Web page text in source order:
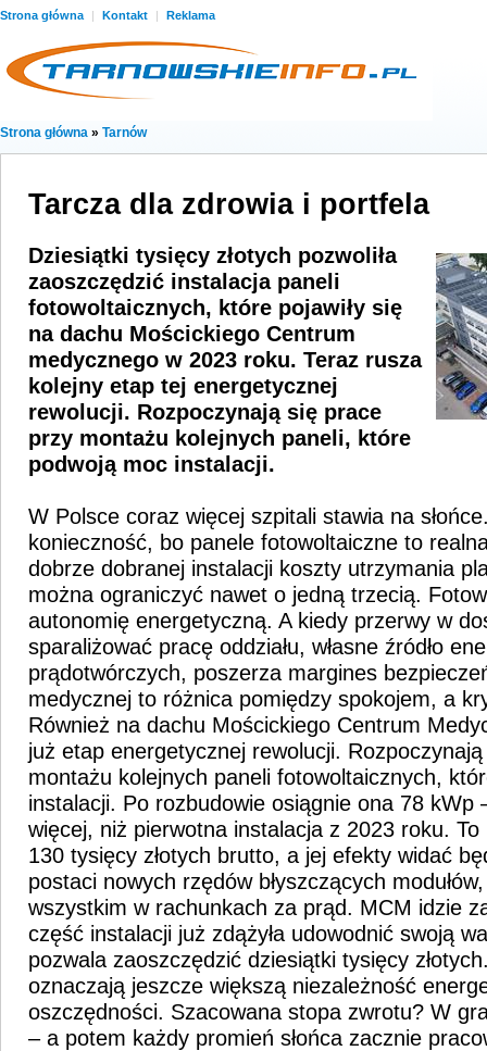
Strona główna | Kontakt | Reklama
Strona główna » Tarnów
Tarcza dla zdrowia i portfela
Dziesiątki tysięcy złotych pozwoliła
zaoszczędzić instalacja paneli
fotowoltaicznych, które pojawiły się
na dachu Mościckiego Centrum
medycznego w 2023 roku. Teraz rusza
kolejny etap tej energetycznej
rewolucji. Rozpoczynają się prace
przy montażu kolejnych paneli, które
podwoją moc instalacji.
W Polsce coraz więcej szpitali stawia na
konieczność, bo panele fotowoltaiczne to
dobrze dobranej instalacji koszty utrzymania
można ograniczyć nawet o jedną trzecią.
autonomię energetyczną. A kiedy przerwy w
sparaliżować pracę oddziału, własne źródło
prądotwórczych, poszerza margines
medycznej to różnica pomiędzy spokojem, a
Również na dachu Mościckiego Centrum
już etap energetycznej rewolucji.
montażu kolejnych paneli fotowoltaicznych,
instalacji. Po rozbudowie osiągnie ona 78 kWp
więcej, niż pierwotna instalacja z 2023 roku.
130 tysięcy złotych brutto, a jej efekty widać
postaci nowych rzędów błyszczących
wszystkim w rachunkach za prąd. MCM idzie
część instalacji już zdążyła udowodnić swoją
pozwala zaoszczędzić dziesiątki tysięcy
oznaczają jeszcze większą niezależność
oszczędności. Szacowana stopa zwrotu? W
– a potem każdy promień słońca zacznie